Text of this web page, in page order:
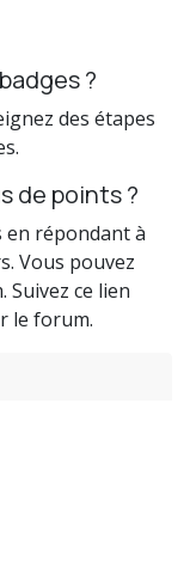
?
des étapes
de points ?
en répondant à
Vous pouvez
ce lien
le forum.